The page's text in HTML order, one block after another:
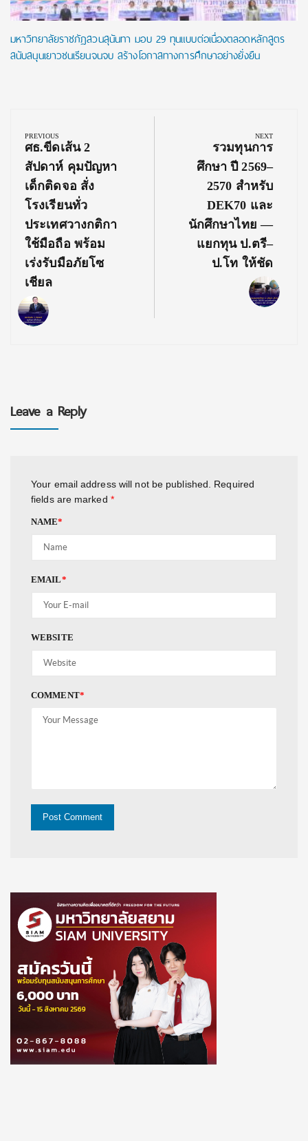
มหาวิทยาลัยราชภัฏสวนสุนันทา มอบ 29 ทุนแบบต่อเนื่องตลอดหลักสูตร
สนับสนุนเยาวชนเรียนจนจบ สร้างโอกาสทางการศึกษาอย่างยั่งยืน
navigation
PREVIOUS
Previous
Post:
ศธ.ขีดเส้น 2
สัปดาห์ คุมปัญหา
เด็กติดจอ สั่ง
โรงเรียนทั่ว
ประเทศวางกติกา
ใช้มือถือ พร้อม
เร่งรับมือภัยโซ
เชียล
NEXT
Next
Post:
รวมทุนการ
ศึกษา ปี 2569–
2570 สำหรับ
DEK70 และ
นักศึกษาไทย —
แยกทุน ป.ตรี–
ป.โท ให้ชัด
Leave a Reply
Your email address will not be published.
Required
fields are marked *
NAME*
EMAIL*
WEBSITE
COMMENT*